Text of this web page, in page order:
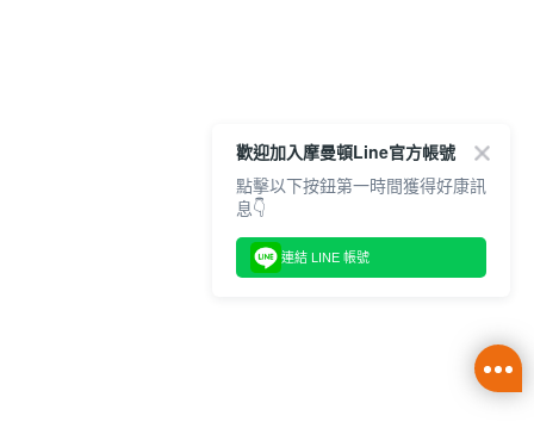
歡迎加入摩曼頓Line官方帳號
點擊以下按鈕第一時間獲得好康訊
息👇
連結 LINE 帳號